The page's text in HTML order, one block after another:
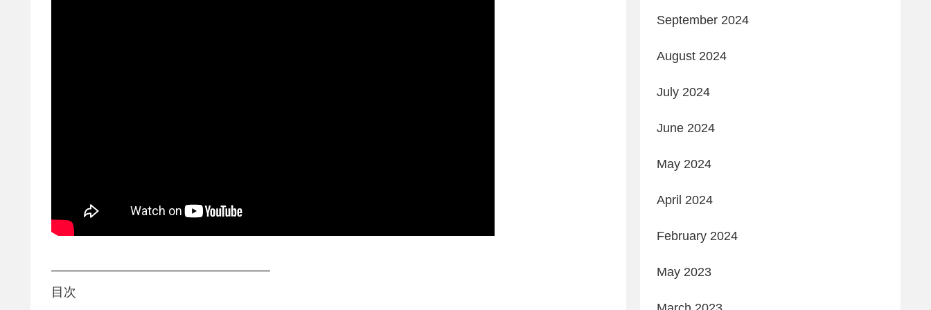
—————————————————–
目次
September 2024
August 2024
July 2024
June 2024
May 2024
April 2024
February 2024
May 2023